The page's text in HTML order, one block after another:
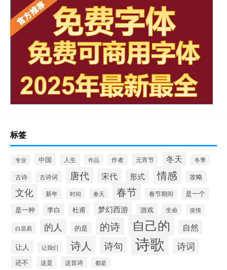
标签
专业 中国 人生 作品 作者 元宵节 冬天 冬季
古诗 古诗词 唐代 宋代 形式 情感 攻略
文化 新年 时间 春天 春节 春节期间 是一个
是一种 李白 杜甫 梦幻西游 游戏 生命 疫情
白居易 的人 的是 的诗 自己的 自然
让人 让我们 诗人 诗句 诗歌 诗词
还不 这是 这首诗 都是